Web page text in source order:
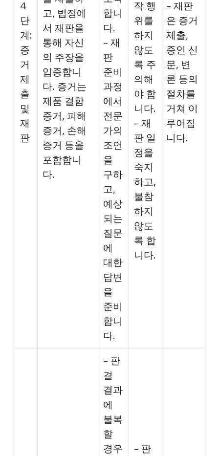
4
단
계:
증
거
제
출
및
재
판
고, 법정에
서 재판을
통해 자신
의 주장을
입증합니
다. 증거는
제품 결함
증거, 피해
증거, 손해
증거 등을
포함합니
다.
합니
다.
– 재
판
준비
과정
에서
전문
가의
조언
을
구하
고,
예상
되는
질문
에
대한
답변
을
준비
합니
다.
작 행
위를
하지
않도
록 주
의해
야 합
니다.
– 재
판 일
정을
숙지
하고,
불참
하지
않도
록 합
니다.
– 재판
은 증거
제출,
증인 신
문, 변
론 등의
절차를
거쳐 이
루어집
니다.
– 판
결
결과
에
불복
할
경우
– 판